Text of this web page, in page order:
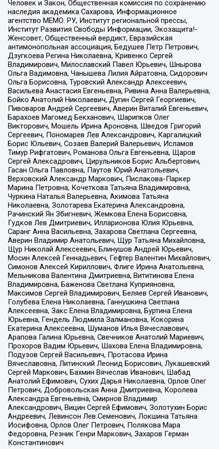
Человек и Закон, Общественная комиссия по сохранению
наследия академика Сахарова, Информационное
агентство МЕМО. РУ, Институт региональной прессы,
Институт Развития Свободы Информации, Экозащита!-
Женсовет, Общественный вердикт, Евразийская
антимонопольная ассоциация, Бедушев Петр Петрович,
Дзугкоева Регина Николаевна, Кривенко Сергей
Владимирович, Милославский Павел Юрьевич, Шнырова
Ольга Вадимовна, Чанышева Лилия Айратовна, Сидорович
Ольга Борисовна, Туровский Александр Алексеевич,
Васильева Анастасия Евгеньевна, Ривина Анна Валерьевна,
Бойко Анатолий Николаевич, Дугин Сергей Георгиевич,
Пивоваров Андрей Сергеевич, Аверин Виталий Евгеньевич,
Барахоев Магомед Бекханович, Шарипков Олег
Викторович, Мошель Ирина Ароновна, Шведов Григорий
Сергеевич, Пономарев Лев Александрович, Каргалицкий
Борис Юльевич, Созаев Валерий Валерьевич, Исламов
Тимур Рифгатович, Романова Ольга Евгеньевна, Щаров
Сергей Алексадрович, Цирульников Борис Альбертович,
Гасан Ольга Павловна, Паутов Юрий Анатольевич,
Верховский Александр Маркович, Пислакова-Паркер
Марина Петровна, Кочеткова Татьяна Владимировна,
Чуркина Наталья Валерьевна, Акимова Татьяна
Николаевна, Золотарева Екатерина Александровна,
Рачинский Ян Збигневич, Жемкова Елена Борисовна,
Гудков Лев Дмитриевич, Илларионова Юлия Юрьевна,
Саранг Анна Васильевна, Захарова Светлана Сергеевна,
Аверин Владимир Анатольевич, Щур Татьяна Михайловна,
Щур Николай Алексеевич, Блинушов Андрей Юрьевич,
Мосин Алексей Геннадьевич, Гефтер Валентин Михайлович,
Симонов Алексей Кириллович, Флиге Ирина Анатольевна,
Мельникова Валентина Дмитриевна, Вититинова Елена
Владимировна, Баженова Светлана Куприяновна,
Максимов Сергей Владимирович, Беляев Сергей Иванович,
Голубева Елена Николаевна, Ганнушкина Светлана
Алексеевна, Закс Елена Владимировна, Буртина Елена
Юрьевна, Гендель Людмила Залмановна, Кокорина
Екатерина Алексеевна, Шуманов Илья Вячеславович,
Арапова Галина Юрьевна, Свечников Анатолий Мариевич,
Прохоров Вадим Юрьевич, Шахова Елена Владимировна,
Подузов Сергей Васильевич, Протасова Ирина
Вячеславовна, Литинский Леонид Борисович, Лукашевский
Сергей Маркович, Бахмин Вячеслав Иванович, Шабад
Анатолий Ефимович, Сухих Дарья Николаевна, Орлов Олег
Петрович, Добровольская Анна Дмитриевна, Королева
Александра Евгеньевна, Смирнов Владимир
Александрович, Вицин Сергей Ефимович, Золотухин Борис
Андреевич, Левинсон Лев Семенович, Локшина Татьяна
Иосифовна, Орлов Олег Петрович, Полякова Мара
Федоровна, Резник Генри Маркович, Захаров Герман
Константинович